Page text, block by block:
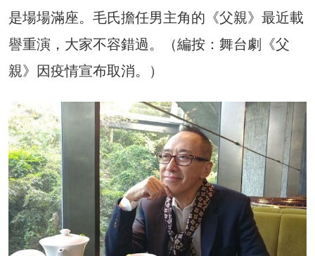
是場場滿座。毛氏擔任男主角的《父親》最近載
譽重演，大家不容錯過。（編按：舞台劇《父
親》因疫情宣布取消。）